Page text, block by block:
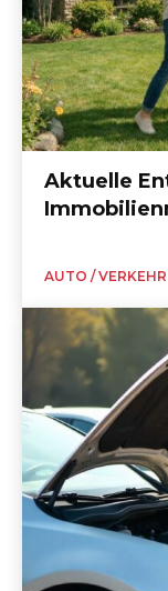
Aktuelle
AUTO / VERKEHR